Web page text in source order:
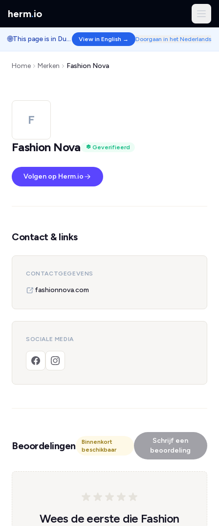
herm.io
🌐 This page is in Dutch. View in English → Doorgaan in het Nederlands
Home Merken Fashion Nova
F
Fashion Nova
Geverifieerd
Volgen op Herm.io
Contact & links
CONTACTGEGEVENS
fashionnova.com
SOCIALE MEDIA
Beoordelingen
Binnenkort
beschikbaar
Schrijf een
beoordeling
Wees de eerste die Fashion